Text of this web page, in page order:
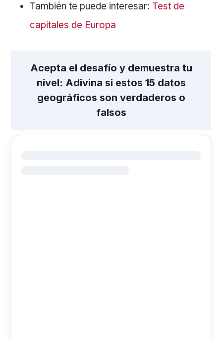
También te puede interesar: Test de
capitales de Europa
Acepta el desafío y demuestra tu
nivel: Adivina si estos 15 datos
geográficos son verdaderos o
falsos